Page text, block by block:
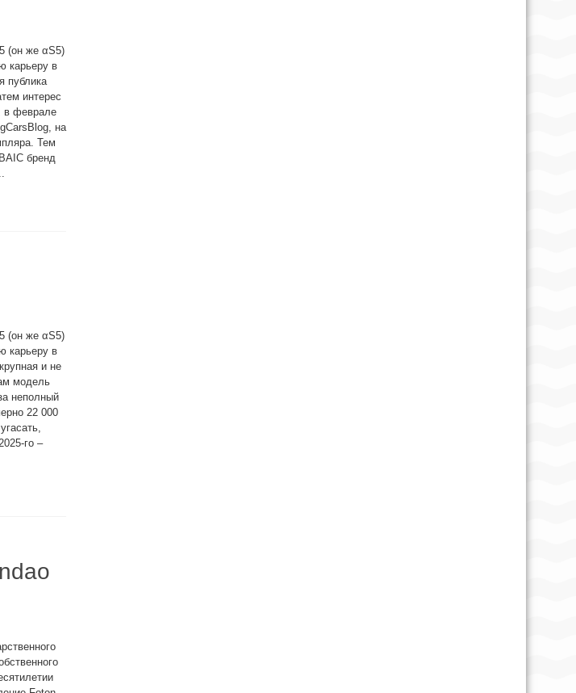
(он же αS5)
карьеру в
публика
интерес
в феврале
на
Тем
бренд
(он же αS5)
карьеру в
и не
модель
неполный
22 000
го –